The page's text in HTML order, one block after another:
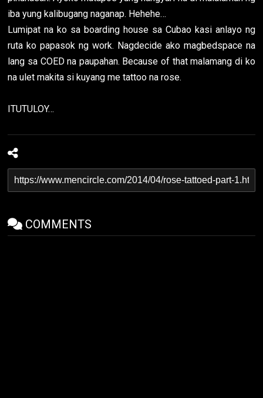
iba yung kalibugang naganap. Hehehe…
Lumipat na ko sa boarding house sa Cubao kasi anlayo ng
ruta ko papasok ng work. Nagdecide ako magbedspace na
lang sa COED na paupahan. Because of that malamang di ko
na ulet makita si kuyang me tattoo na rose.
ITUTULOY…
COMMENTS